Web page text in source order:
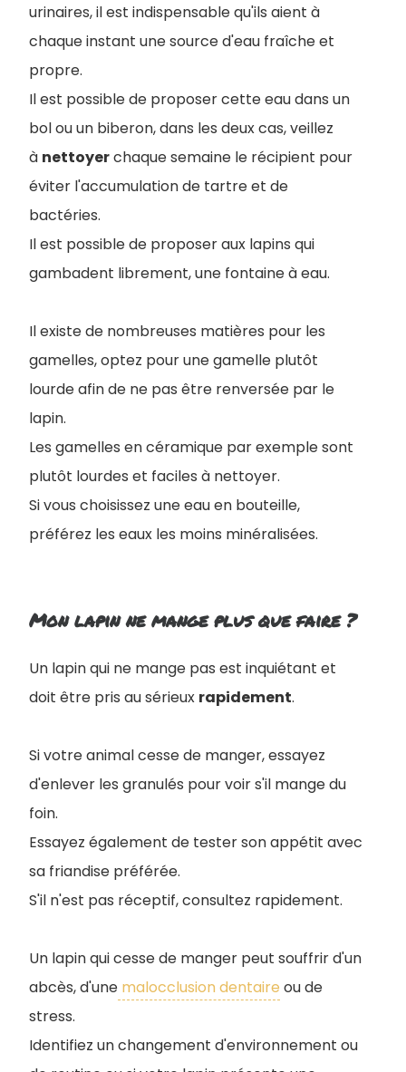
urinaires, il est indispensable qu'ils aient à
chaque instant une source d'eau fraîche et
propre.
Il est possible de proposer cette eau dans un
bol ou un biberon, dans les deux cas, veillez
à nettoyerchaque semaine le récipient pour
éviter l'accumulation de tartre et de
bactéries.
Il est possible de proposer aux lapins qui
gambadent librement, une fontaine à eau.
Il existe de nombreuses matières pour les
gamelles, optez pour une gamelle plutôt
lourde afin de ne pas être renversée par le
lapin.
Les gamelles en céramique par exemple sont
plutôt lourdes et faciles à nettoyer.
Si vous choisissez une eau en bouteille,
préférez les eaux les moins minéralisées.
Mon lapin ne mange plus que faire ?
Un lapin qui ne mange pas est inquiétant et
doit être pris au sérieux rapidement.
Si votre animal cesse de manger, essayez
d'enlever les granulés pour voir s'il mange du
foin.
Essayez également de tester son appétit avec
sa friandise préférée.
S'il n'est pas réceptif, consultez rapidement.
Un lapin qui cesse de manger peut souffrir d'un
abcès, d'une malocclusion dentaire ou de
stress.
Identifiez un changement d'environnement ou